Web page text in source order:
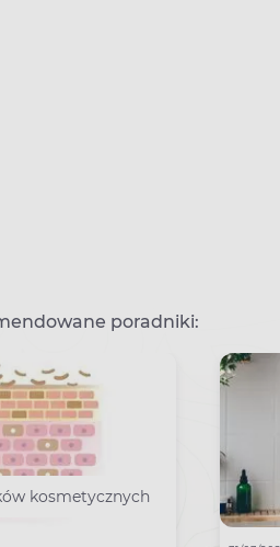
poradniki:
kosmetycznych